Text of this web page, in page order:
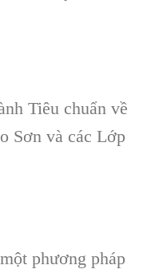
Tiêu chuẩn về
Sơn và các Lớp
phương pháp